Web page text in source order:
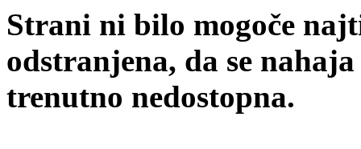
Strani ni bilo mogoče
odstranjena, da se
trenutno nedostopna.